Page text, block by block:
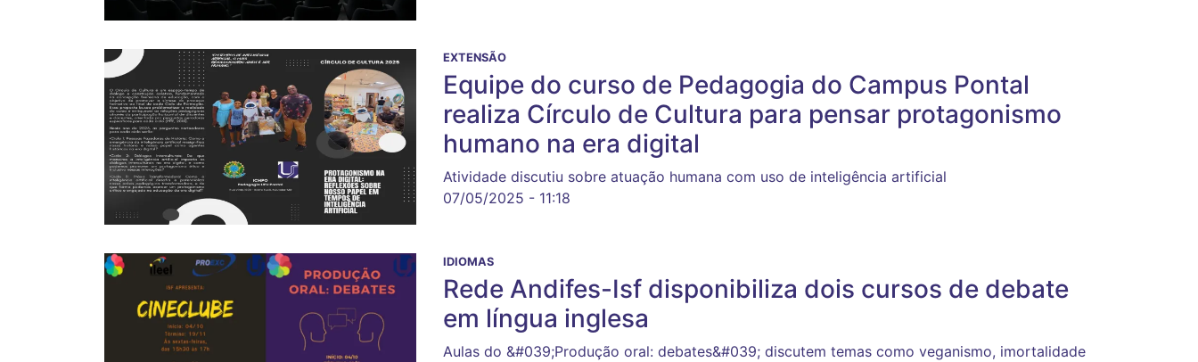
EXTENSÃO
Equipe do curso de Pedagogia do Campus Pontal
realiza Círculo de Cultura para pensar protagonismo
humano na era digital
Atividade discutiu sobre atuação humana com uso de inteligência artificial
07/05/2025 - 11:18
IDIOMAS
Rede Andifes-Isf disponibiliza dois cursos de debate
em língua inglesa
Aulas do &#039;Produção oral: debates&#039; discutem temas como veganismo, imortalidade